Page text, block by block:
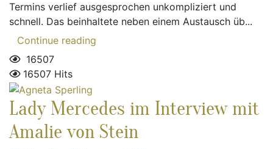
Termins verlief ausgesprochen unkompliziert und
schnell. Das beinhaltete neben einem Austausch üb...
Continue reading
16507
16507 Hits
Lady Mercedes im Interview mit
Amalie von Stein